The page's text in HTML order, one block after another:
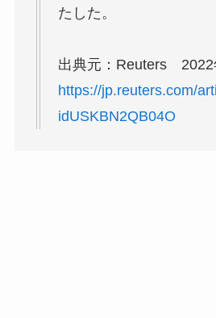
たした。
出典元：Reuters 2022
https://jp.reuters.com/
idUSKBN2QB04O